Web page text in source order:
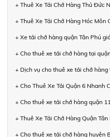
+ Thuê Xe Tải Chở Hàng Thủ Đức
+ Thuê Xe Tải Chở Hàng Hóc Môn
+ Xe tải chở hàng quận Tân Phú
+ Cho thuê xe tải chở hàng tại
+ Dịch vụ cho thuê xe tải chở
+ Cho Thuê Xe Tải Quận 6 Nhanh
+ Cho thuê xe tải chở hàng quận
+ Thuê Xe Tải Chở Hàng Quận
+ Cho thuê xe tải chở hàng huyện